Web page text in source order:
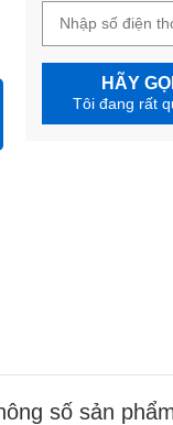
HÃY
Tôi đang rất
số sản